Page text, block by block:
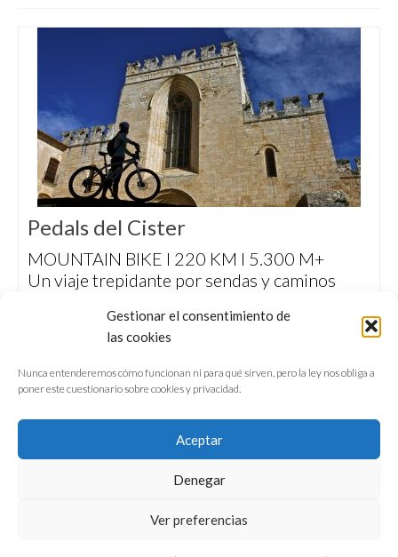
Gestionar el consentimiento de
las cookies
Nunca entenderemos cómo funcionan ni para qué sirven, pero la ley nos obliga a
poner este cuestionario sobre cookies y privacidad.
Aceptar
Denegar
Ver preferencias
Pedals del Cister
MOUNTAIN BIKE I 220 KM I 5.300 M+
Un viaje trepidante por sendas y caminos
Santes Creus y Vallbona de les Monges,
desde la Costa Dorada y a través las
Montañas de Prades.
CONFERENCIAS
VÍDEOS & REPORTAJES TV
NUESTROS LIBROS